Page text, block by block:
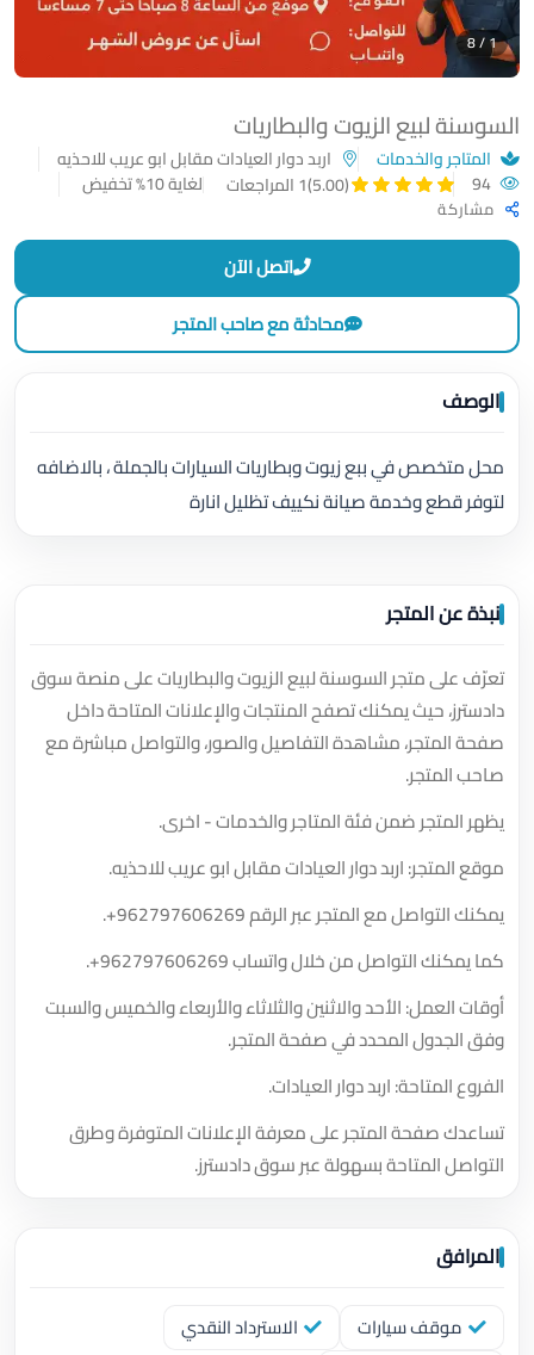
السوسنة لبيع الزيوت والبطاريات
المتاجر والخدمات
اربد دوار العيادات مقابل ابو عريب للاحذيه
(5.00) 1 المراجعات لغاية 10% تخفيض
مشاركة
1 / 8
اتصل الآن
محادثة مع صاحب المتجر
الوصف
محل متخصص في ببع زيوت وبطاريات السيارات بالجملة ، بالاضافه
لتوفر قطع وخدمة صيانة نكييف تظليل انارة
نبذة عن المتجر
تعرّف على متجر السوسنة لبيع الزيوت والبطاريات على منصة سوق
دادسترز، حيث يمكنك تصفح المنتجات والإعلانات المتاحة داخل
صفحة المتجر، مشاهدة التفاصيل والصور، والتواصل مباشرة مع
صاحب المتجر.
يظهر المتجر ضمن فئة المتاجر والخدمات - اخرى.
موقع المتجر: اربد دوار العيادات مقابل ابو عريب للاحذيه.
يمكنك التواصل مع المتجر عبر الرقم+962797606269
.
كما يمكنك التواصل من خلال واتساب+962797606269
.
أوقات العمل: الأحد والاثنين والثلاثاء والأربعاء والخميس والسبت
وفق الجدول المحدد في صفحة المتجر.
الفروع المتاحة: اربد دوار العيادات.
تساعدك صفحة المتجر على معرفة الإعلانات المتوفرة وطرق
التواصل المتاحة بسهولة عبر سوق دادسترز.
المرافق
موقف سيارات
الاسترداد النقدي